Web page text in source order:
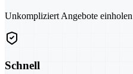
Unkompliziert Angebote
Schnell